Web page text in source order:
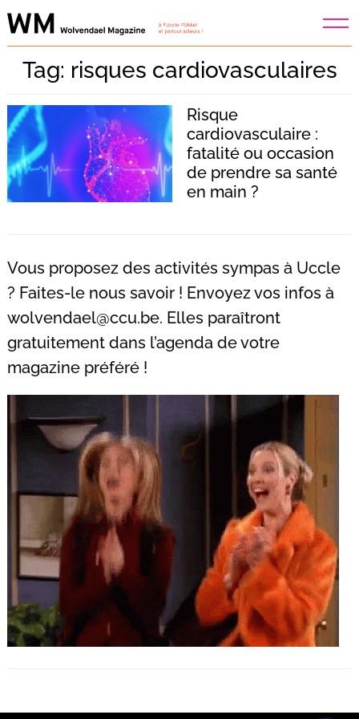
Skip
to
Tag: risques cardiovasculaires
Risque
cardiovasculaire :
fatalité ou occasion
de prendre sa santé
en main ?
Vous proposez des activités sympas à Uccle
? Faites-le nous savoir ! Envoyez vos infos à
wolvendael@ccu.be. Elles paraîtront
gratuitement dans l’agenda de votre
magazine préféré !
Recherche
pour
: